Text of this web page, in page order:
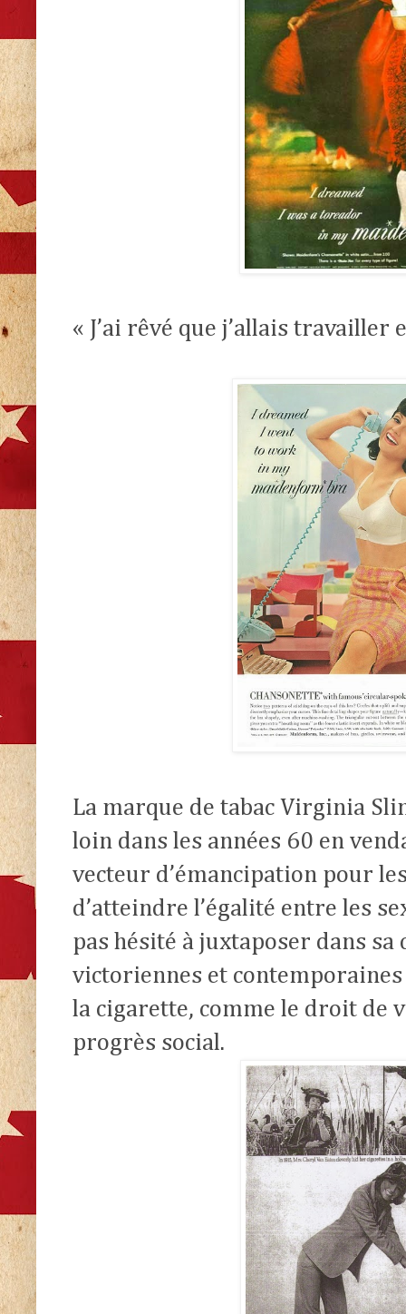
« J’ai rêvé que j’allais travailler
La marque de tabac Virginia
loin dans les années 60 en
vecteur d’émancipation pour
d’atteindre l’égalité entre les
pas hésité à juxtaposer dans sa
victoriennes et
la cigarette, comme le droit de
progrès social.